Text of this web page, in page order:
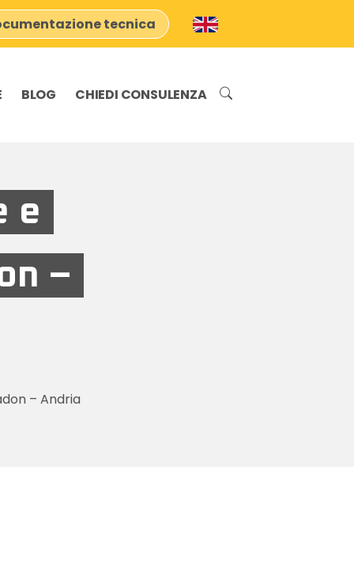
tecnica
BLOG CHIEDI CONSULENZA
e
–
– Andria